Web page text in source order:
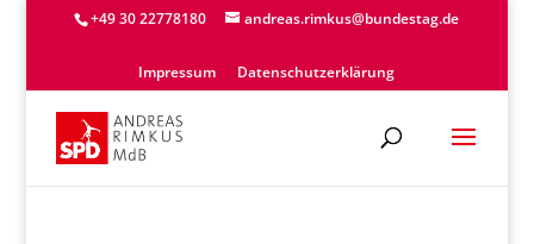
+49 30 22778180 andreas.rimkus@bundestag.de
Impressum Datenschutzerklärung